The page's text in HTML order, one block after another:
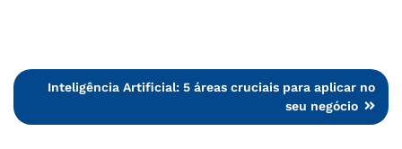
Navegação
de
Inteligência Artificial: 5 áreas cruciais para aplicar no
seu negócio